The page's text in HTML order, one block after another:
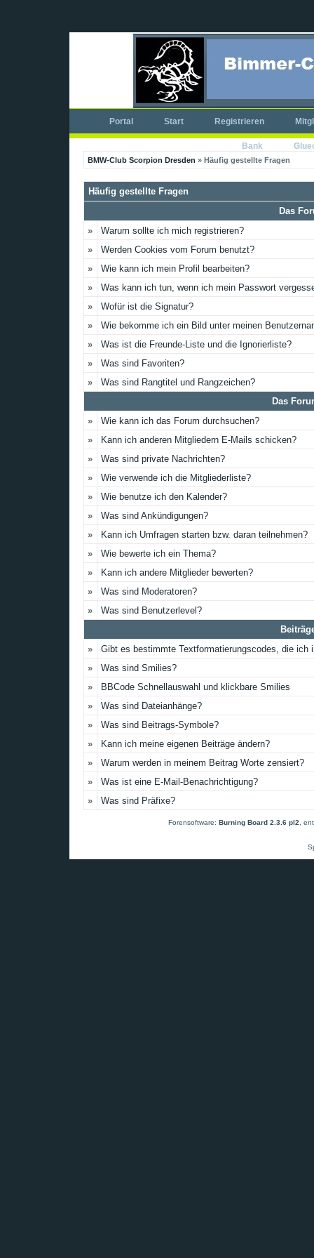
Portal Start Registrieren
Bank
BMW-Club Scorpion Dresden » Häufig gestellte Fragen
Häufig gestellte Fragen
Das
»
Warum sollte ich mich registrieren?
»
Werden Cookies vom Forum benutzt?
»
Wie kann ich mein Profil bearbeiten?
»
Was kann ich tun, wenn ich mein Passwort
»
Wofür ist die Signatur?
»
Wie bekomme ich ein Bild unter meinen
»
Was ist die Freunde-Liste und die Ignorierliste?
»
Was sind Favoriten?
»
Was sind Rangtitel und Rangzeichen?
Das
»
Wie kann ich das Forum durchsuchen?
»
Kann ich anderen Mitgliedern E-Mails schicken?
»
Was sind private Nachrichten?
»
Wie verwende ich die Mitgliederliste?
»
Wie benutze ich den Kalender?
»
Was sind Ankündigungen?
»
Kann ich Umfragen starten bzw. daran teilnehmen?
»
Wie bewerte ich ein Thema?
»
Kann ich andere Mitglieder bewerten?
»
Was sind Moderatoren?
»
Was sind Benutzerlevel?
»
Gibt es bestimmte Textformatierungscodes, die ich
»
Was sind Smilies?
»
BBCode Schnellauswahl und klickbare Smilies
»
Was sind Dateianhänge?
»
Was sind Beitrags-Symbole?
»
Kann ich meine eigenen Beiträge ändern?
»
Warum werden in meinem Beitrag Worte zensiert?
»
Was ist eine E-Mail-Benachrichtigung?
»
Was sind Präfixe?
Forensoftware: Burning Board 2.3.6 pl2 ,